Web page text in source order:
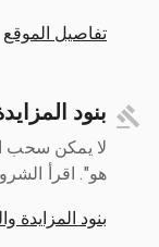
تفاصيل الموقع
بنود
لا يمكن سحب
هو". اقرأ
بنود المزايدة